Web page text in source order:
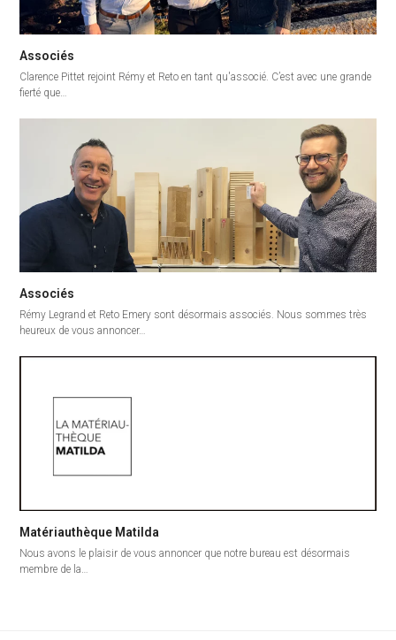
Associés
Clarence Pittet rejoint Rémy et Reto en tant qu'associé. C’est avec une grande
fierté que…
Associés
Rémy Legrand et Reto Emery sont désormais associés. Nous sommes très
heureux de vous annoncer…
Matériauthèque Matilda
Nous avons le plaisir de vous annoncer que notre bureau est désormais
membre de la…